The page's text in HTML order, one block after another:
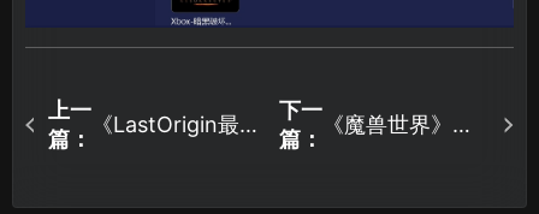
上一
篇：
《LastOrigin最
下一
篇：
《魔兽世界》国